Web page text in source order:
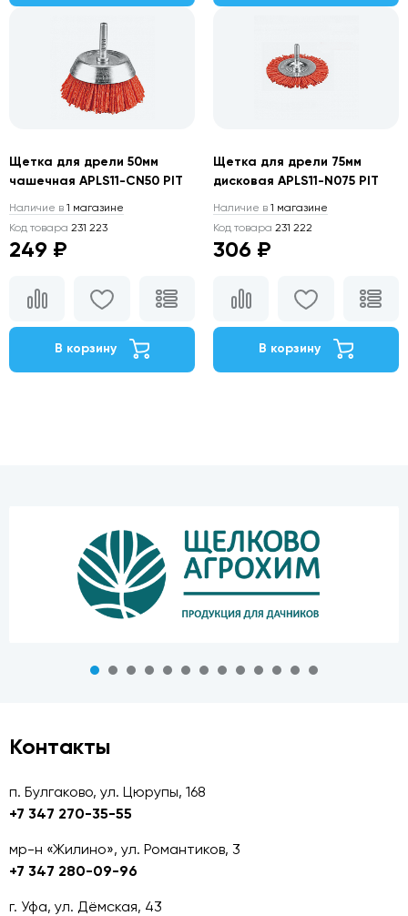
Щетка для дрели 50мм
чашечная APLS11-CN50 PIT
Наличие в 1 магазине
Код товара 231 223
249 ₽
В корзину
Щетка для дрели 75мм
дисковая APLS11-N075 PIT
Наличие в 1 магазине
Код товара 231 222
306 ₽
В корзину
Контакты
п. Булгаково, ул. Цюрупы, 168
+7 347 270-35-55
мр-н «Жилино», ул. Романтиков, 3
+7 347 280-09-96
г. Уфа, ул. Дёмская, 43